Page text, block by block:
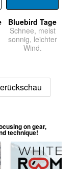
Bluebird Tage
Schnee, meist
sonnig, leichter
Wind.